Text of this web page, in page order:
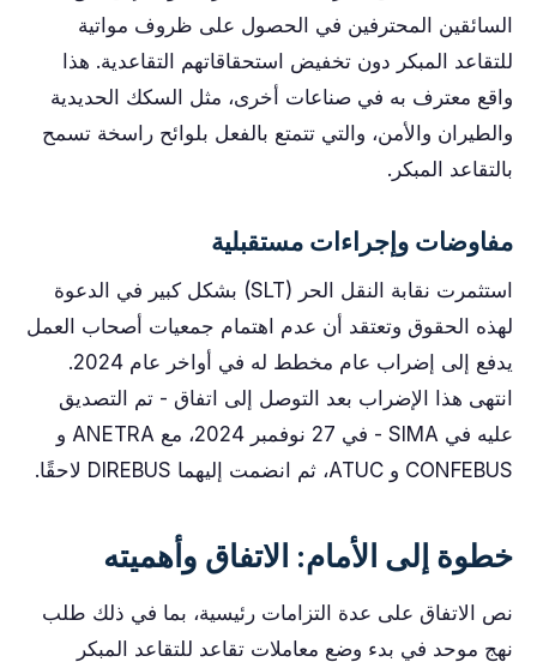
السائقين المحترفين في الحصول على ظروف مواتية
للتقاعد المبكر دون تخفيض استحقاقاتهم التقاعدية. هذا
واقع معترف به في صناعات أخرى، مثل السكك الحديدية
والطيران والأمن، والتي تتمتع بالفعل بلوائح راسخة تسمح
بالتقاعد المبكر.
مفاوضات وإجراءات مستقبلية
استثمرت نقابة النقل الحر (SLT) بشكل كبير في الدعوة
لهذه الحقوق وتعتقد أن عدم اهتمام جمعيات أصحاب العمل
يدفع إلى إضراب عام مخطط له في أواخر عام 2024.
انتهى هذا الإضراب بعد التوصل إلى اتفاق - تم التصديق
عليه في SIMA - في 27 نوفمبر 2024، مع ANETRA و
CONFEBUS و ATUC، ثم انضمت إليهما DIREBUS لاحقًا.
خطوة إلى الأمام: الاتفاق وأهميته
نص الاتفاق على عدة التزامات رئيسية، بما في ذلك طلب
نهج موحد في بدء وضع معاملات تقاعد للتقاعد المبكر